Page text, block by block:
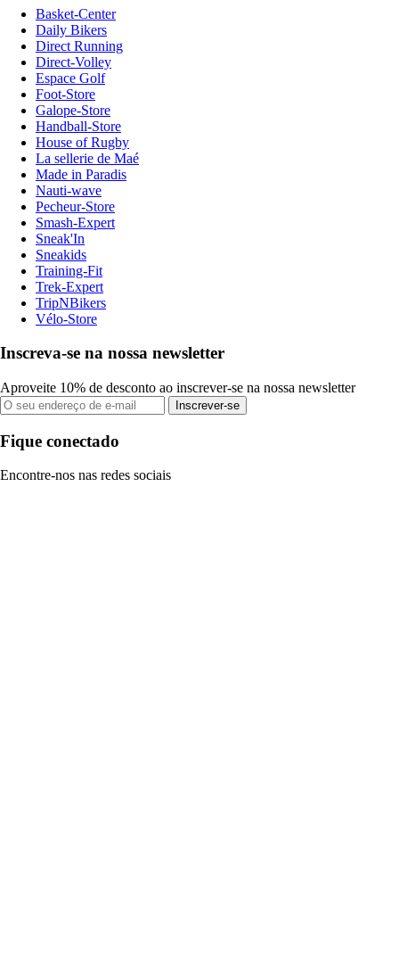
Basket-Center
Daily Bikers
Direct Running
Direct-Volley
Espace Golf
Foot-Store
Galope-Store
Handball-Store
House of Rugby
La sellerie de Maé
Made in Paradis
Nauti-wave
Pecheur-Store
Smash-Expert
Sneak'In
Sneakids
Training-Fit
Trek-Expert
TripNBikers
Vélo-Store
Inscreva-se na nossa newsletter
Aproveite 10% de desconto ao inscrever-se na nossa newsletter
Inscrever-se
Fique conectado
Encontre-nos nas redes sociais